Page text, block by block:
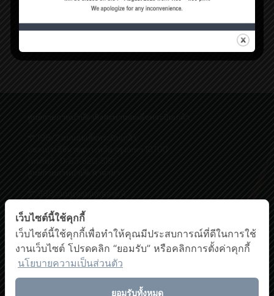
พฤษภาคม 31, 2024
ยิ่งก้มเล่นมือถือ ยิ่งเสี่ยงเป็น “Text neck syndrome”
20 Read more
ศูนย์กายภาพบำบัด เชิงสะพานสมเด็จพระปิ่นเกล้า
198/2 ถนนสมเด็จพระปิ่นเกล้า,
แขวงบางยี่ขัน เขตบางพลัด กรุงเทพฯ 10700
โทรศัพท์ : 0-63-520-5151
ศูนย์กายภาพบำบัด ศาลายา
999 ถนนพุทธมณฑลสาย 4
โทรศัพท์ : 0-2441-5450 โทรสาร : 0-2441-5454
Facebook YouTube
เว็บไซต์นี้ใช้คุกกี้
เว็บไซต์นี้ใช้คุกกี้เพื่อทำให้คุณมีประสบการณ์ที่ดีในการใช้
งานเว็บไซต์ โปรดคลิก “ยอมรับ” หรือคลิกการตั้งค่าคุกกี้
นโยบายความเป็นส่วนตัว
ยอมรับทั้งหมด